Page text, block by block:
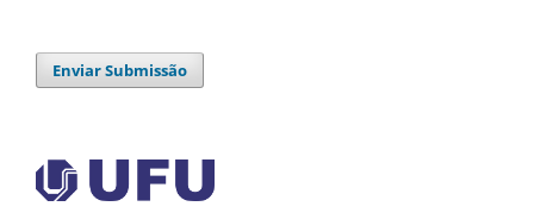
Enviar Submissão